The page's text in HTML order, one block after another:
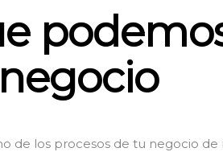
de los procesos de tu negocio de